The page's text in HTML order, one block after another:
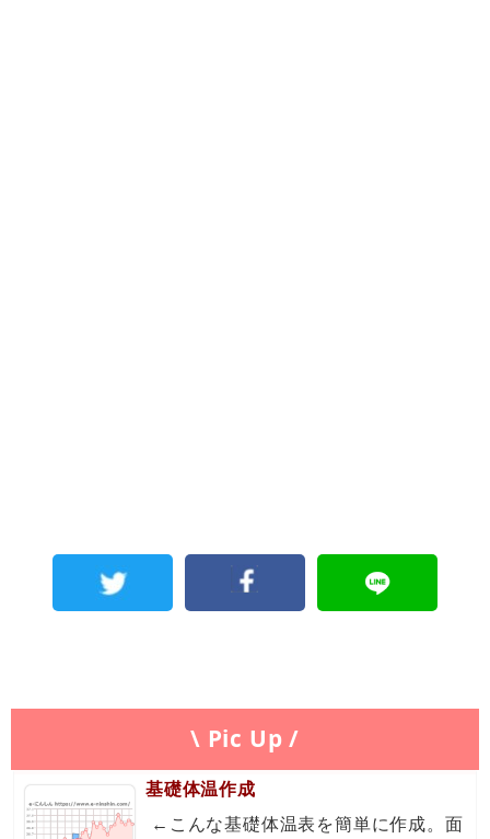
\ Pic Up /
基礎体温作成
←こんな基礎体温表を簡単に作成。面